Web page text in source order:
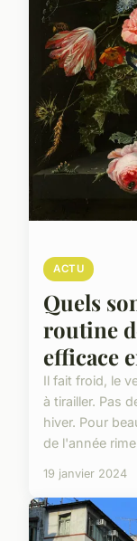
ACTU
Quels
routine
efficace
Il fait froid, le
à tirailler. Pas
hiver. Pour
de l'année
19 janvier 2024